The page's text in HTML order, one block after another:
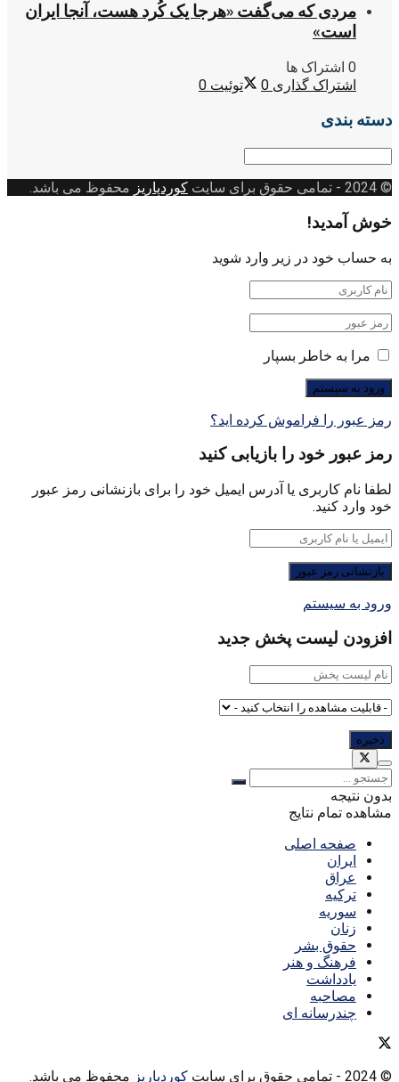
مردی که می‌گفت «هرجا یک کُرد هست، آنجا ایران
است»
0 اشتراک ها
اشتراک گذاری 0 توئیت 0
دسته بندی
© 2024
- تمامی حقوق برای سایت کوردپاریز محفوظ می باشد.
خوش آمدید!
به حساب خود در زیر وارد شوید
مرا به خاطر بسپار
رمز عبور را فراموش کرده اید؟
رمز عبور خود را بازیابی کنید
لطفا نام کاربری یا آدرس ایمیل خود را برای بازنشانی رمز عبور
خود وارد کنید.
ورود به سیستم
افزودن لیست پخش جدید
بدون نتیجه
مشاهده تمام نتایج
صفحه اصلی
ایران
عراق
ترکیه
سوریه
زنان
حقوق بشر
فرهنگ و هنر
یادداشت
مصاحبه
چندرسانه ای
© 2024 - تمامی حقوق برای سایت کوردپاریز محفوظ می باشد.